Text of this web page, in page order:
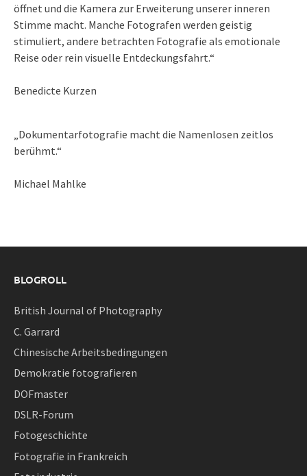
öffnet und die Kamera zur Erweiterung unserer inneren
Stimme macht. Manche Fotografen werden geistig
stimuliert, andere betrachten Fotografie als emotionale
Reise oder rein visuelle Entdeckungsfahrt.“
Benedicte Kurzen
„Dokumentarfotografie macht die Namenlosen zeitlos
berühmt.“
Michael Mahlke
BLOGROLL
British Journal of Photography
C. Garrard
Chinesische Arbeitsbedingungen
Demokratie fotografieren
DOFmaster
DSLR-Forum
Fotogeschichte
Fotografie in Frankreich